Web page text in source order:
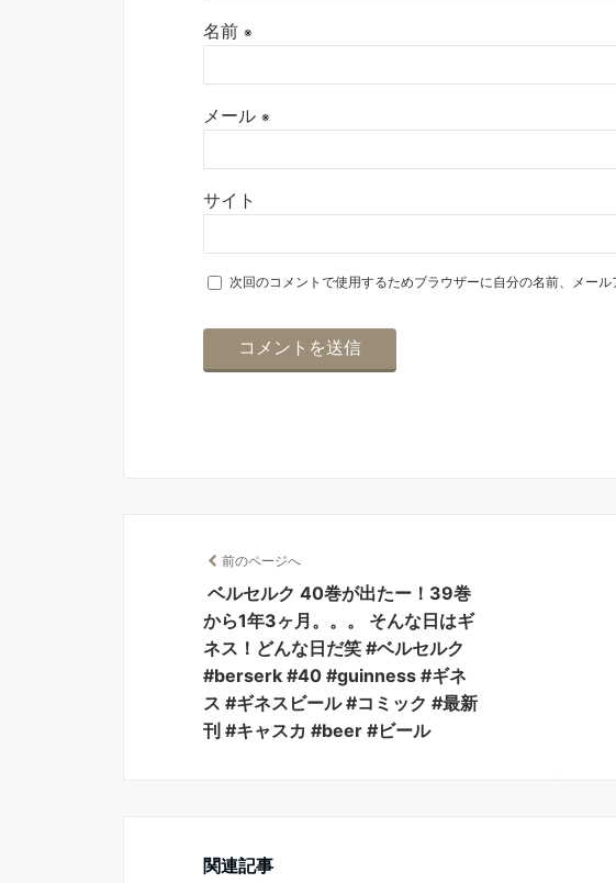
名前 ※
メール ※
サイト
次回のコメントで使用するためブラウザーに自分の名前、メール
前のページへ
ベルセルク 40巻が出たー！39巻
から1年3ヶ月。。。 そんな日はギ
ネス！どんな日だ笑 #ベルセルク
#berserk #40 #guinness #ギネ
ス #ギネスビール #コミック #最新
刊 #キャスカ #beer #ビール
関連記事